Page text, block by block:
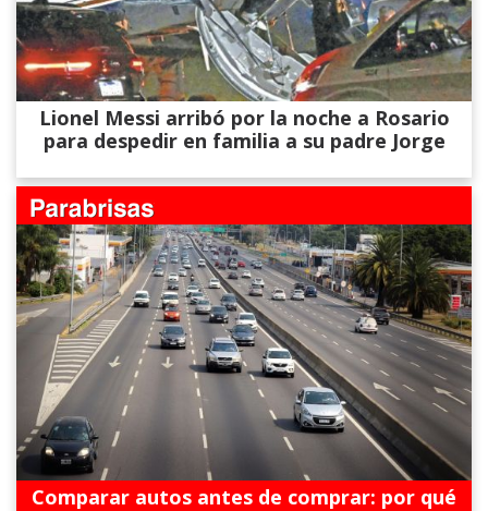
Lionel Messi arribó por la noche a Rosario
para despedir en familia a su padre Jorge
Comparar autos antes de comprar: por qué